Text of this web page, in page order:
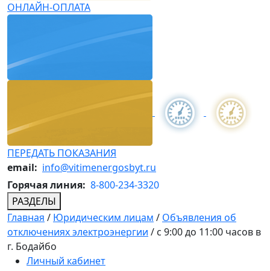
ОНЛАЙН-ОПЛАТА
ПЕРЕДАТЬ ПОКАЗАНИЯ
email: info@vitimenergosbyt.ru
Горячая линия: 8-800-234-3320
РАЗДЕЛЫ
Главная / Юридическим лицам / Объявления об
отключениях электроэнергии / с 9:00 до 11:00 часов в
г. Бодайбо
Личный кабинет